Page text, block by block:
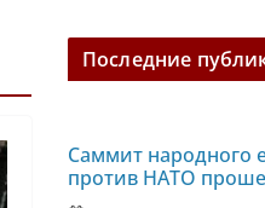
Последние
Саммит народного
против НАТО
Испании